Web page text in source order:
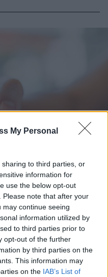
My Personal
to third parties, or
information for
use the below opt-out
note that after your
continue seeing
information utilized by
to third parties prior to
opt-out of the further
by third parties on the
This information may
on the IAB’s List of
állni a hétfőn
– így